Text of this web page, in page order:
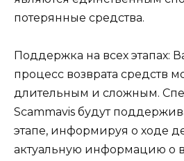
потерянные средства.
Поддержка на всех этапах:
процесс возврата средств
длительным и сложным.
Scammavis будут
этапе, информируя о ходе
актуальную информацию о